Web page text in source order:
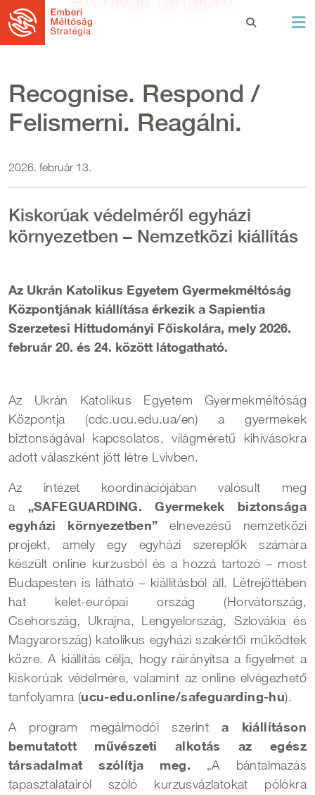
Ugrás a tartalomra
Recognise. Respond /
Felismerni. Reagálni.
2026. február 13.
Kiskorúak védelméről egyházi
környezetben – Nemzetközi kiállítás
Az Ukrán Katolikus Egyetem Gyermekméltóság
Központjának kiállítása érkezik a Sapientia
Szerzetesi Hittudományi Főiskolára, mely 2026.
február 20. és 24. között látogatható.
Az Ukrán Katolikus Egyetem Gyermekméltóság
Központja (cdc.ucu.edu.ua/en) a gyermekek
biztonságával kapcsolatos, világméretű kihívásokra
adott válaszként jött létre Lvivben.
Az intézet koordinációjában valósult meg
a „SAFEGUARDING. Gyermekek biztonsága
egyházi környezetben” elnevezésű nemzetközi
projekt, amely egy egyházi szereplők számára
készült online kurzusból és a hozzá tartozó – most
Budapesten is látható – kiállításból áll. Létrejöttében
hat kelet-európai ország (Horvátország,
Csehország, Ukrajna, Lengyelország, Szlovákia és
Magyarország) katolikus egyházi szakértői működtek
közre. A kiállítás célja, hogy ráirányítsa a figyelmet a
kiskorúak védelmére, valamint az online elvégezhető
tanfolyamra (ucu-edu.online/safeguarding-hu).
A program megálmodói szerinta kiállításon
bemutatott művészeti alkotás az egész
társadalmat szólítja meg. „A bántalmazás
tapasztalatairól szóló kurzusvázlatokat pólókra